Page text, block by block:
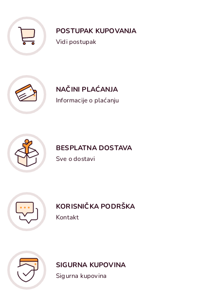
POSTUPAK KUPOVANJA
Vidi postupak
NAČINI PLAĆANJA
Informacije o plaćanju
BESPLATNA DOSTAVA
Sve o dostavi
KORISNIČKA PODRŠKA
Kontakt
SIGURNA KUPOVINA
Sigurna kupovina